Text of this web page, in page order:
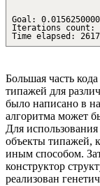
Goal:
Iterations count:
Time elapsed: 2617
Большая часть
типажей для
было написано в
алгоритма может
Для
объекты типажей,
иным способом.
конструктор
реализован